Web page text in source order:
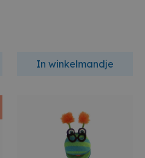
In winkelmandje